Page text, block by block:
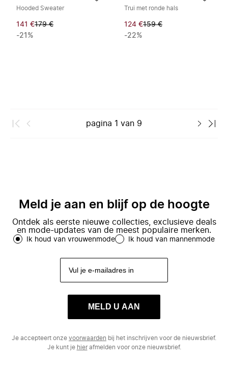
Hooded Sweater
141 €179 €
-21%
Trui met ronde hals
124 €159 €
-22%
pagina 1 van 9
Meld je aan en blijf op de hoogte
Ontdek als eerste nieuwe collecties, exclusieve deals
en mode-updates van de meest populaire merken.
Ik houd van vrouwenmode Ik houd van mannenmode
MELD U AAN
Je accepteert onze voorwaarden bij het inschrijven voor de nieuwsbrief.
Je kunt je hierafmelden voor onze nieuwsbrief.